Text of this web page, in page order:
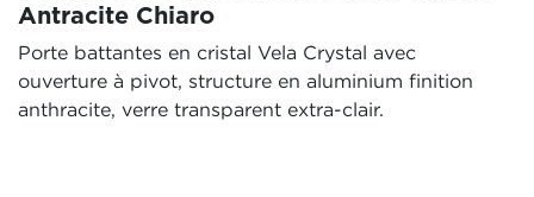
Antracite Chiaro
Porte battantes en cristal Vela Crystal avec
ouverture à pivot, structure en aluminium finition
anthracite, verre transparent extra-clair.